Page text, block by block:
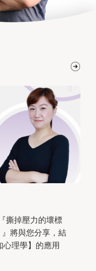
撕掉壓力的壞標
將與您分享，結
心理學】的應用